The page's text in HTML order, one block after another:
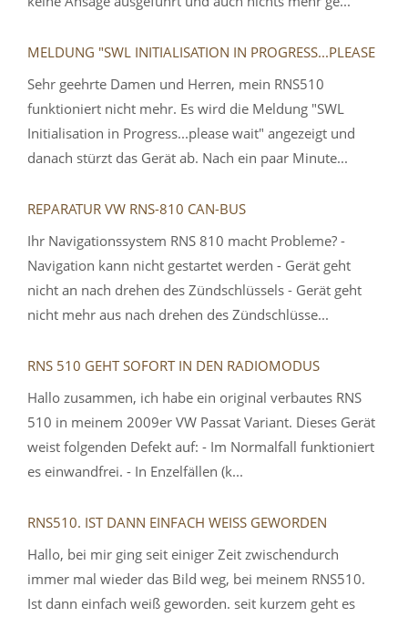
MELDUNG "SWL INITIALISATION IN PROGRESS...PLEASE
Sehr geehrte Damen und Herren, mein RNS510
funktioniert nicht mehr. Es wird die Meldung "SWL
Initialisation in Progress...please wait" angezeigt und
danach stürzt das Gerät ab. Nach ein paar Minute...
REPARATUR VW RNS-810 CAN-BUS
Ihr Navigationssystem RNS 810 macht Probleme? -
Navigation kann nicht gestartet werden - Gerät geht
nicht an nach drehen des Zündschlüssels - Gerät geht
nicht mehr aus nach drehen des Zündschlüsse...
RNS 510 GEHT SOFORT IN DEN RADIOMODUS
Hallo zusammen, ich habe ein original verbautes RNS
510 in meinem 2009er VW Passat Variant. Dieses Gerät
weist folgenden Defekt auf: - Im Normalfall funktioniert
es einwandfrei. - In Enzelfällen (k...
RNS510. IST DANN EINFACH WEISS GEWORDEN
Hallo, bei mir ging seit einiger Zeit zwischendurch
immer mal wieder das Bild weg, bei meinem RNS510.
Ist dann einfach weiß geworden. seit kurzem geht es